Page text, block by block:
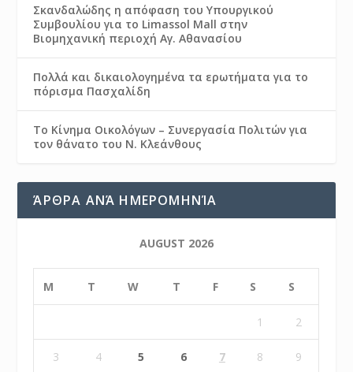
Σκανδαλώδης η απόφαση του Υπουργικού
Συμβουλίου για το Limassol Mall στην
Βιομηχανική περιοχή Αγ. Αθανασίου
Πολλά και δικαιολογημένα τα ερωτήματα για το
πόρισμα Πασχαλίδη
Το Κίνημα Οικολόγων – Συνεργασία Πολιτών για
τον θάνατο του Ν. Κλεάνθους
ΆΡΘΡΑ ΑΝΆ ΗΜΕΡΟΜΗΝΊΑ
AUGUST 2026
M T W T F S S
1 2
3 4 5 6 7 8 9